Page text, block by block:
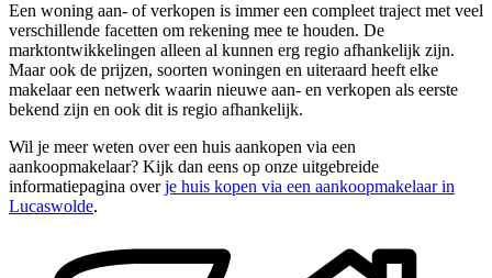
Een woning aan- of verkopen is immer een compleet traject met veel
verschillende facetten om rekening mee te houden. De
marktontwikkelingen alleen al kunnen erg regio afhankelijk zijn.
Maar ook de prijzen, soorten woningen en uiteraard heeft elke
makelaar een netwerk waarin nieuwe aan- en verkopen als eerste
bekend zijn en ook dit is regio afhankelijk.
Wil je meer weten over een huis aankopen via een
aankoopmakelaar? Kijk dan eens op onze uitgebreide
informatiepagina overje huis kopen via een aankoopmakelaar in
Lucaswolde.